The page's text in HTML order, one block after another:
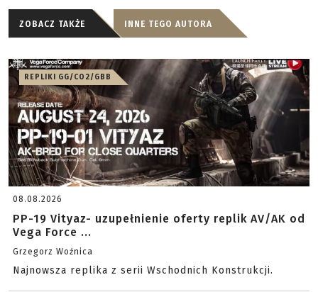
ZOBACZ TAKŻE INNE TEGO AUTORA
REPLIKI GG/CO2/GBB
08.08.2026
PP-19 Vityaz- uzupełnienie oferty replik AV/AK od
Vega Force ...
Grzegorz Woźnica
Najnowsza replika z serii Wschodnich Konstrukcji.